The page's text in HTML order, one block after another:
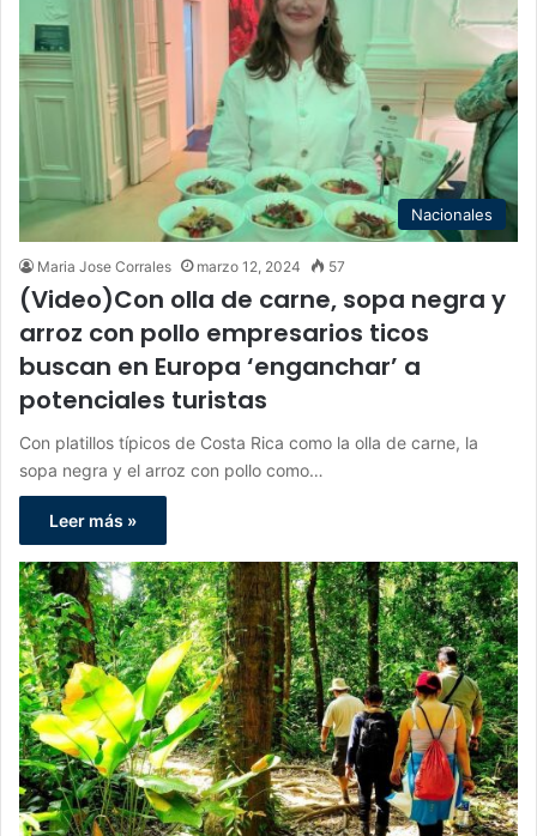
Nacionales
Maria Jose Corrales marzo 12, 2024 57
(Video)Con olla de carne, sopa negra y
arroz con pollo empresarios ticos
buscan en Europa ‘enganchar’ a
potenciales turistas
Con platillos típicos de Costa Rica como la olla de carne, la
sopa negra y el arroz con pollo como…
Leer más »